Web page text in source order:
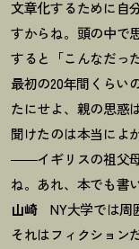
文章化するために自
すからね。頭の中で
すると「こんなだっ
最初の20年間くらい
たにせよ、親の思惑
聞けたのは本当によ
――イギリスの祖父
ね。あれ、本でも書
山崎NY大学では周
それはフィクション